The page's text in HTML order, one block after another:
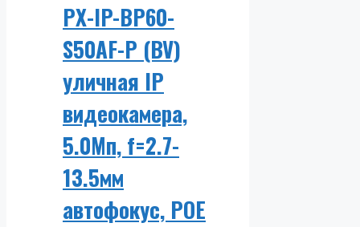
PX-IP-BP60-
S50AF-P (BV)
уличная IP
видеокамера,
5.0Мп, f=2.7-
13.5мм
автофокус, POE